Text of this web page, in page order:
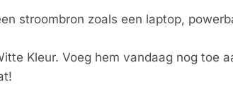
stroombron zoals een laptop,
Kleur. Voeg hem vandaag nog toe